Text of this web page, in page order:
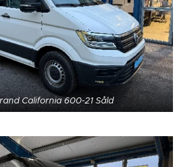
California 600-21 Såld